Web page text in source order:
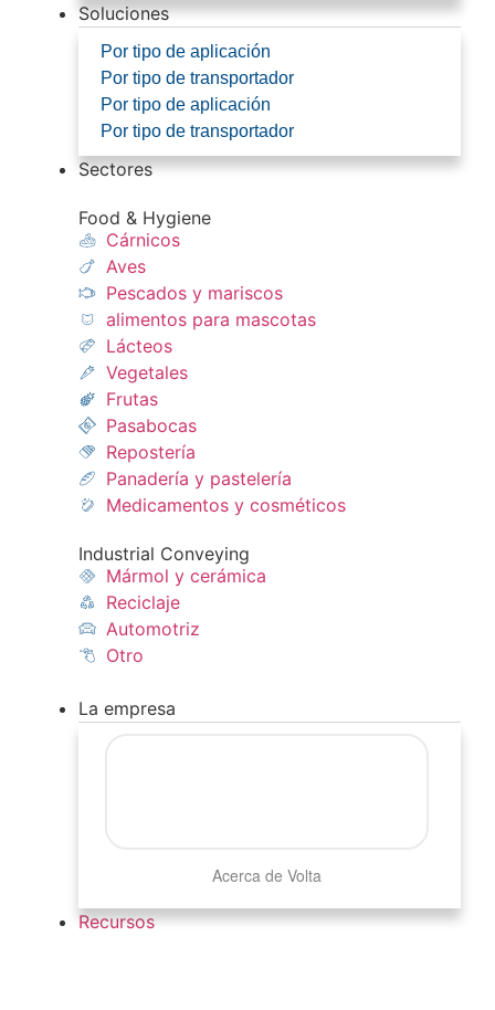
Soluciones
Por tipo de aplicación
Por tipo de transportador
Por tipo de aplicación
Por tipo de transportador
Sectores
Food & Hygiene
Cárnicos
Aves
Pescados y mariscos​
alimentos para mascotas
Lácteos​
Vegetales
Frutas​
Pasabocas
Repostería​
Panadería y pastelería​
Medicamentos y cosméticos​
Industrial Conveying
Mármol y cerámica
Reciclaje
Automotriz
Otro
La empresa
Acerca de Volta
Recursos